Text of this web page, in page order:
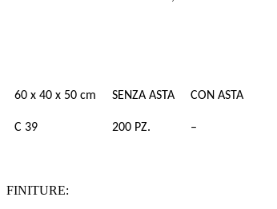
60 x 40 x 50 cm SENZA ASTA CON ASTA
C 39 200 PZ. –
FINITURE: